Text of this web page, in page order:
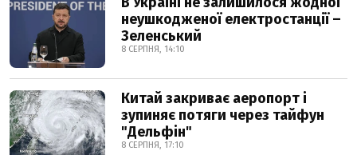
неушкодженої електростанції –
Зеленський
8 СЕРПНЯ, 14:10
Китай закриває аеропорт і
зупиняє потяги через тайфун
"Дельфін"
8 СЕРПНЯ, 17:10